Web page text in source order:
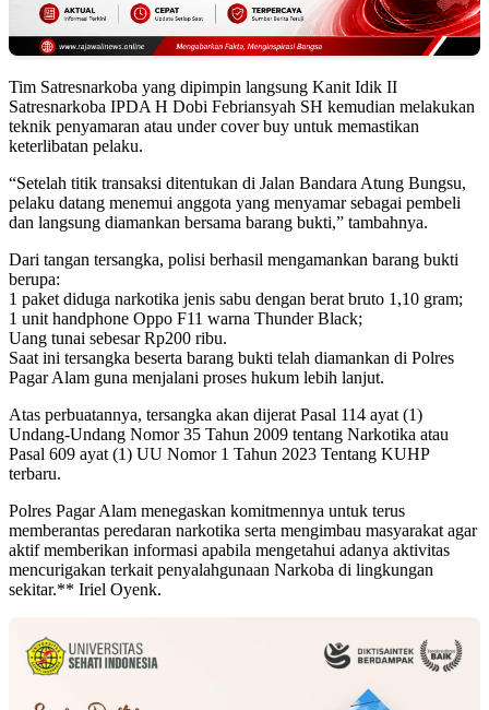
Tim Satresnarkoba yang dipimpin langsung Kanit Idik II
Satresnarkoba IPDA H Dobi Febriansyah SH kemudian melakukan
teknik penyamaran atau under cover buy untuk memastikan
keterlibatan pelaku.
“Setelah titik transaksi ditentukan di Jalan Bandara Atung Bungsu,
pelaku datang menemui anggota yang menyamar sebagai pembeli
dan langsung diamankan bersama barang bukti,” tambahnya.
Dari tangan tersangka, polisi berhasil mengamankan barang bukti
berupa:
1 paket diduga narkotika jenis sabu dengan berat bruto 1,10 gram;
1 unit handphone Oppo F11 warna Thunder Black;
Uang tunai sebesar Rp200 ribu.
Saat ini tersangka beserta barang bukti telah diamankan di Polres
Pagar Alam guna menjalani proses hukum lebih lanjut.
Atas perbuatannya, tersangka akan dijerat Pasal 114 ayat (1)
Undang-Undang Nomor 35 Tahun 2009 tentang Narkotika atau
Pasal 609 ayat (1) UU Nomor 1 Tahun 2023 Tentang KUHP
terbaru.
Polres Pagar Alam menegaskan komitmennya untuk terus
memberantas peredaran narkotika serta mengimbau masyarakat agar
aktif memberikan informasi apabila mengetahui adanya aktivitas
mencurigakan terkait penyalahgunaan Narkoba di lingkungan
sekitar.** Iriel Oyenk.